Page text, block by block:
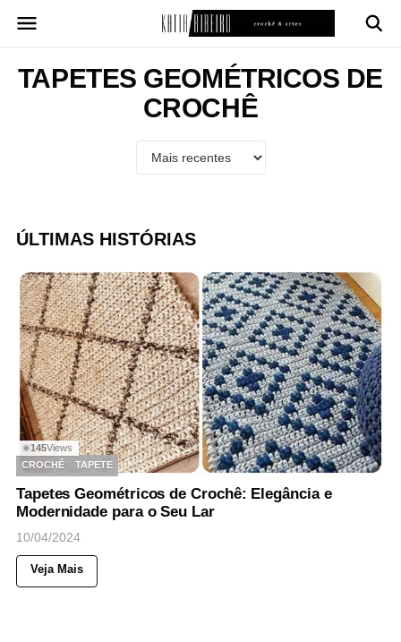
para
conteúdo
TAPETES GEOMÉTRICOS DE
CROCHÊ
ÚLTIMAS HISTÓRIAS
◉145Views
CROCHÊ
TAPETE
Tapetes Geométricos de Crochê: Elegância e
Modernidade para o Seu Lar
10/04/2024
Veja Mais